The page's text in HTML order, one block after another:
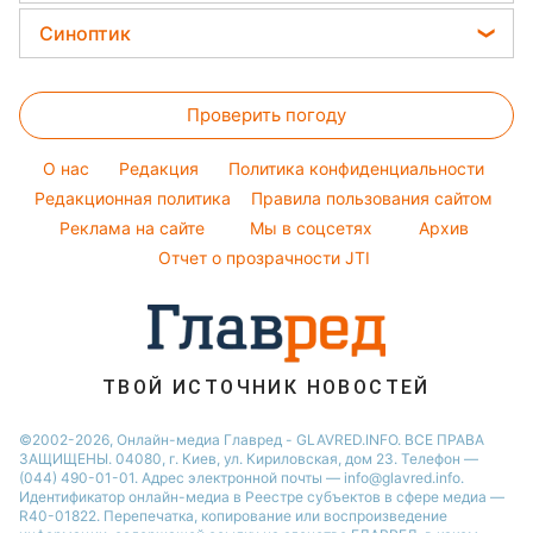
Елена Зеленская
Ани Лорак
Кейт Миддлтон
Новости Полтавы
Новости Сум
Новости Черкассы
Новости Львова
Новости Запорожья
Новости Днепра
Легкие десерты
Праздничное меню
Уборка
Авто
Комнатные растения
Цены на продукты
Денежная помощь
Тарифы
Курс валют
Синоптик
Магнитные бури
Погода на сегодня
Погода на завтра
Пылевая буря
Проверить погоду
O нас Редакция
Политика конфиденциальности
Редакционная политика
Правила пользования сайтом
Реклама на сайте
Мы в соцсетях
Архив
Отчет о прозрачности JTI
ТВОЙ ИСТОЧНИК НОВОСТЕЙ
©2002-2026, Онлайн-медиа Главред - GLAVRED.INFO. ВСЕ ПРАВА
ЗАЩИЩЕНЫ. 04080, г. Киев, ул. Кириловская, дом 23. Телефон —
(044) 490-01-01. Адрес электронной почты — info@glavred.info.
Идентификатор онлайн-медиа в Реестре cубъектов в сфере медиа —
R40-01822. Перепечатка, копирование или воспроизведение